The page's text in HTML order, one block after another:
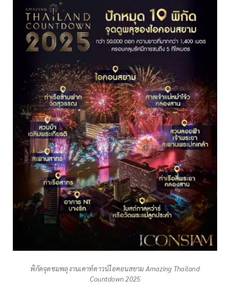
พิกัดจุดชมพลุงานเคาท์ดาวน์ไอคอนสยาม Amazing Thailand
Countdown 2025